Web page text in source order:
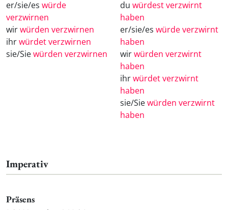
er/sie/es würde
verzwirnen
wirwürden verzwirnen
ihrwürdet verzwirnen
sie/Siewürden verzwirnen
du würdest verzwirnt
haben
er/sie/es würde verzwirnt
haben
wirwürden verzwirnt
haben
ihrwürdet verzwirnt
haben
sie/Siewürden verzwirnt
haben
Imperativ
Präsens